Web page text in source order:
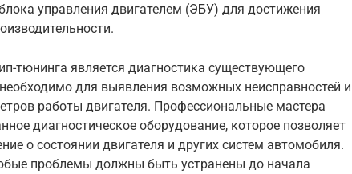
управления двигателем (ЭБУ) для достижения
тюнинга является диагностика существующего
для выявления возможных неисправностей и
работы двигателя. Профессиональные мастера
диагностическое оборудование, которое позволяет
о состоянии двигателя и других систем автомобиля.
проблемы должны быть устранены до начала